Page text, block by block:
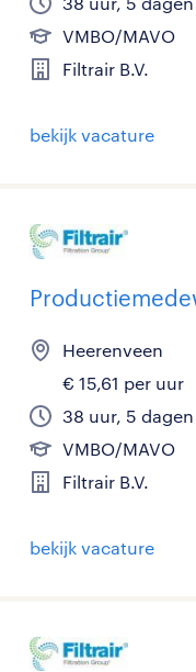
VMBO/MAVO
Filtrair B.V.
bekijk vacature
Heerenveen
€ 15,61 per uur
38 uur, 5
VMBO/MAVO
Filtrair B.V.
bekijk vacature